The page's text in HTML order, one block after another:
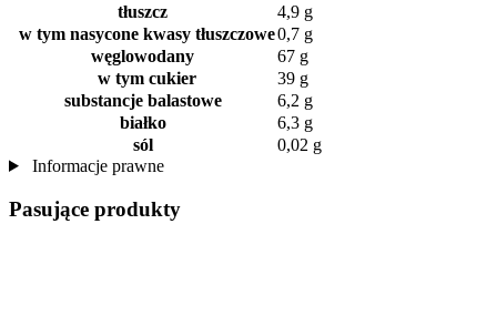
tłuszcz
4,9 g
w tym nasycone kwasy tłuszczowe0,7 g
węglowodany
67 g
w tym cukier
39 g
substancje balastowe
6,2 g
białko
6,3 g
sól
0,02 g
Informacje prawne
Pasujące produkty